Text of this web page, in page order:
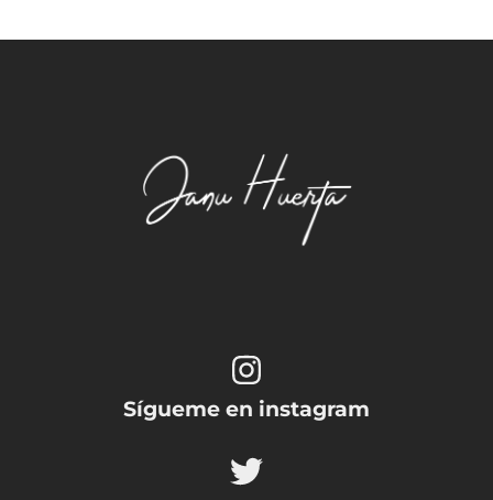
Sígueme en instagram